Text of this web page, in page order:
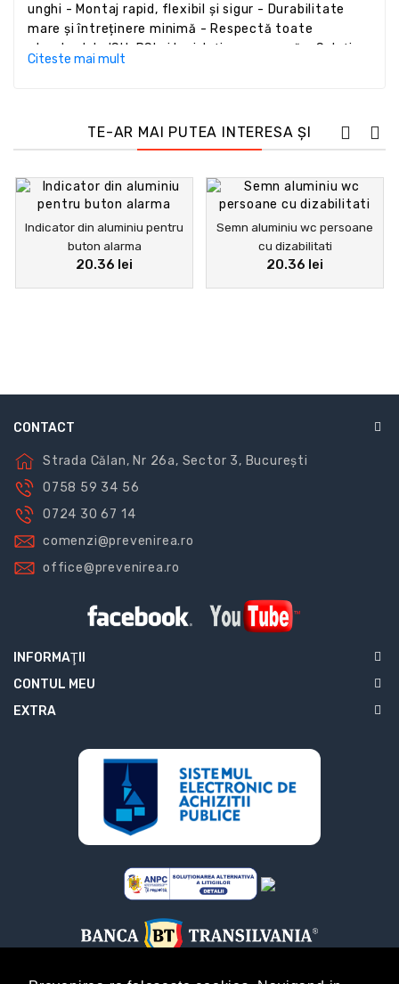
unghi - Montaj rapid, flexibil și sigur - Durabilitate
mare și întreținere minimă - Respectă toate
standardele ISU, PSI și legislația europeană - Soluție
ideală pentru siguranța persoanelor și conformitate
Citeste mai mult
TE-AR MAI PUTEA INTERESA ȘI
Indicator din aluminiu pentru
buton alarma
20.36 lei
Semn aluminiu wc persoane
cu dizabilitati
20.36 lei
CONTACT
Strada Călan, Nr 26a, Sector 3, București
0758 59 34 56
0724 30 67 14
comenzi@prevenirea.ro
office@prevenirea.ro
INFORMAŢII
CONTUL MEU
EXTRA